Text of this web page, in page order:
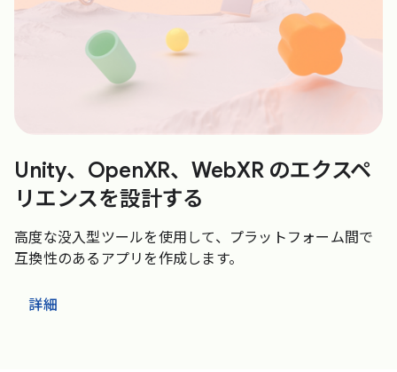
Unity、OpenXR、WebXR のエクスペ
リエンスを設計する
高度な没入型ツールを使用して、プラットフォーム間で
互換性のあるアプリを作成します。
詳細